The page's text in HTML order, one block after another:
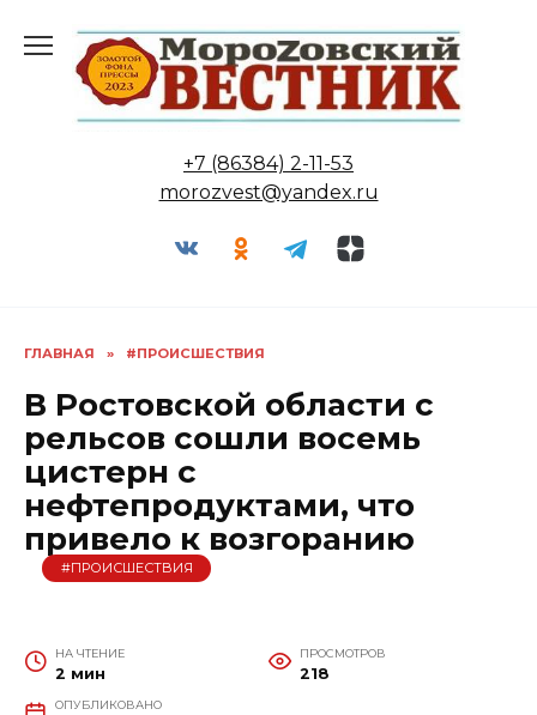
содержанию
+7 (86384) 2-11-53
morozvest@yandex.ru
ГЛАВНАЯ » #ПРОИСШЕСТВИЯ
В Ростовской области с
рельсов сошли восемь
цистерн с
нефтепродуктами, что
привело к возгоранию
#ПРОИСШЕСТВИЯ
НА ЧТЕНИЕ
2 мин
ПРОСМОТРОВ
218
ОПУБЛИКОВАНО